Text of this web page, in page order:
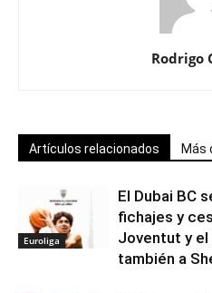
Rodrigo
Artículos relacionados Más
Euroliga
El Dubai BC
fichajes y
Joventut y el
también a